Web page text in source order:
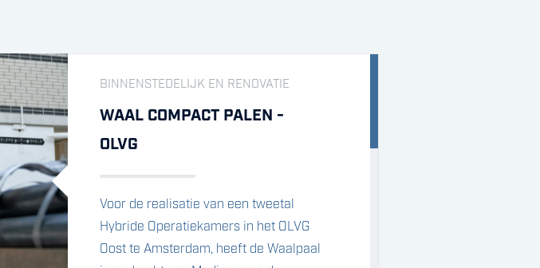
BINNENSTEDELIJK EN RENOVATIE
WAAL COMPACT PALEN -
OLVG
Voor de realisatie van een tweetal
Hybride Operatiekamers in het OLVG
Oost te Amsterdam, heeft de Waalpaal